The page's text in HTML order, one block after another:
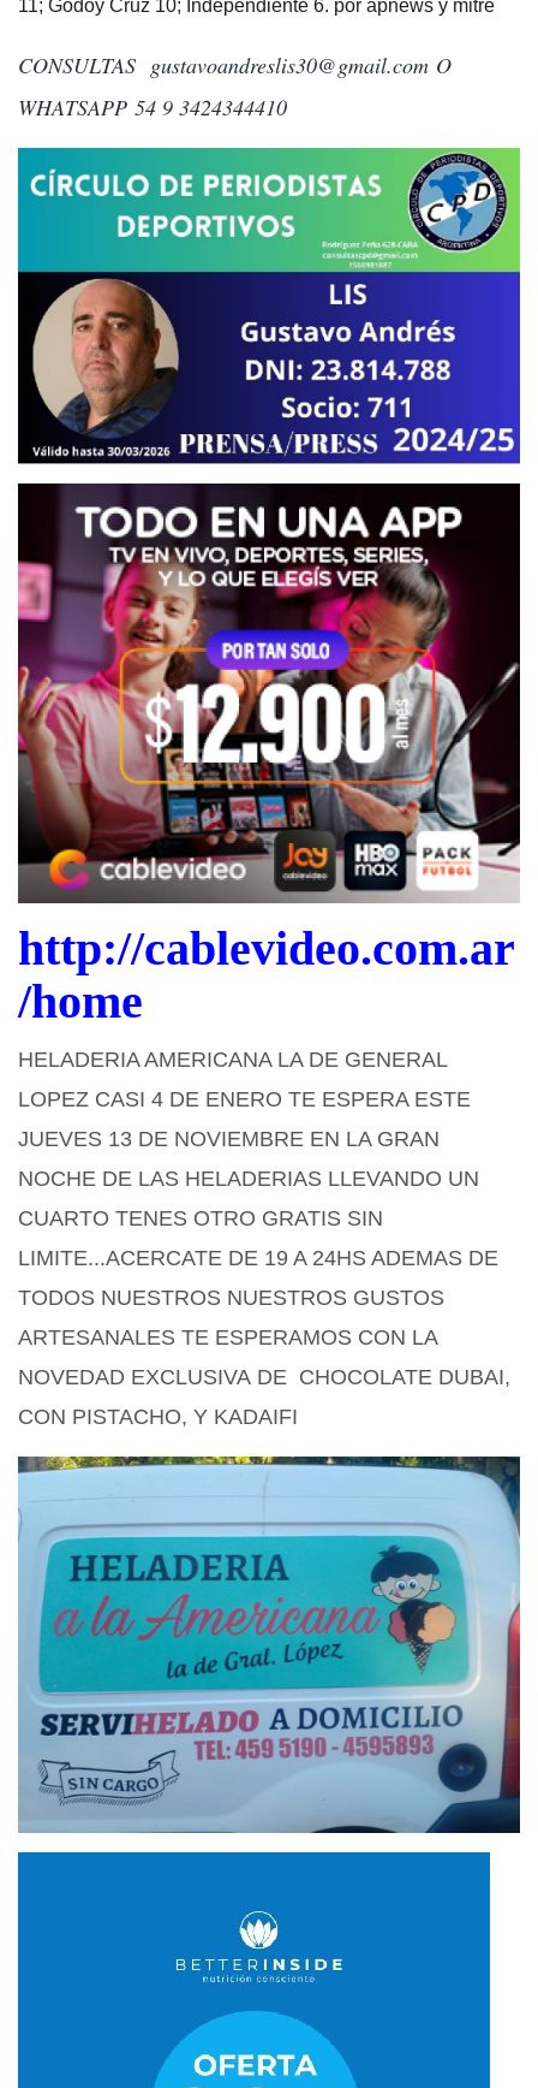
11; Godoy Cruz 10; Independiente 6. por apnews y mitre
CONSULTAS gustavoandreslis30@gmail.com O
WHATSAPP 54 9 3424344410
http://cablevideo.com.ar
/home
HELADERIA AMERICANA LA DE GENERAL
LOPEZ CASI 4 DE ENERO TE ESPERA ESTE
JUEVES 13 DE NOVIEMBRE EN LA GRAN
NOCHE DE LAS HELADERIAS LLEVANDO UN
CUARTO TENES OTRO GRATIS SIN
LIMITE...ACERCATE DE 19 A 24HS ADEMAS DE
TODOS NUESTROS NUESTROS GUSTOS
ARTESANALES TE ESPERAMOS CON LA
NOVEDAD EXCLUSIVA DE CHOCOLATE DUBAI,
CON PISTACHO, Y KADAIFI